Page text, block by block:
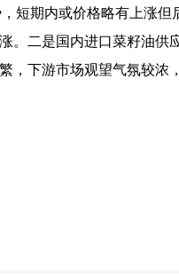
短期内或价格略有上涨
。二是国内进口菜籽油
，下游市场观望气氛较浓